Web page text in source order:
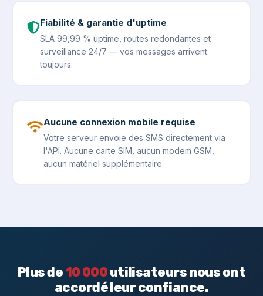
Fiabilité & garantie d'uptime
SLA 99,99 % uptime, routes redondantes et
surveillance 24/7 — vos messages arrivent
toujours.
Aucune connexion mobile requise
Votre serveur envoie des SMS directement via
l'API. Aucune carte SIM, aucun modem GSM,
aucun matériel supplémentaire.
Plus de10 000utilisateurs nous ont
accordé leur confiance.